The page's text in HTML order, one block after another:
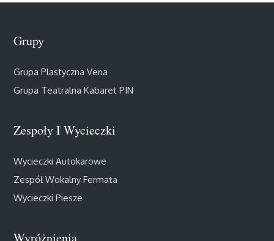
Grupy
Grupa Plastyczna Vena
Grupa Teatralna Kabaret PIN
Zespoły I Wycieczki
Wycieczki Autokarowe
Zespół Wokalny Fermata
Wycieczki Piesze
Wyróżnienia